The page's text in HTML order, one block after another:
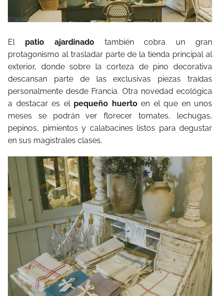
El patio ajardinadotambién cobra un gran
protagonismo al trasladar parte de la tienda principal al
exterior, donde sobre la corteza de pino decorativa
descansan parte de las exclusivas piezas traídas
personalmente desde Francia. Otra novedad ecológica
a destacar es el pequeño huertoen el que en unos
meses se podrán ver florecer tomates, lechugas,
pepinos, pimientos y calabacines listos para degustar
en sus magistrales clases.